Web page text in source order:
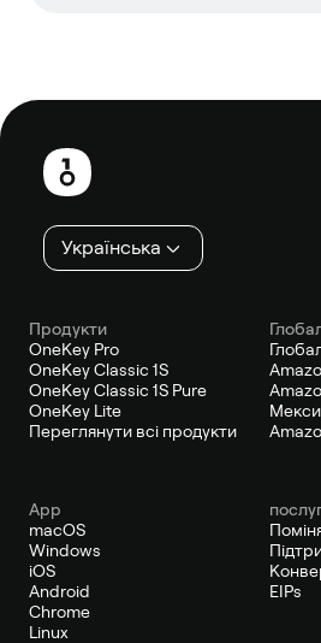
Нижній
колонтитул
Українська
Продукти
OneKey Pro
OneKey Classic 1S
OneKey Classic 1S Pure
OneKey Lite
Переглянути всі продукти
App
macOS
Windows
iOS
Android
Chrome
Linux
EIPs